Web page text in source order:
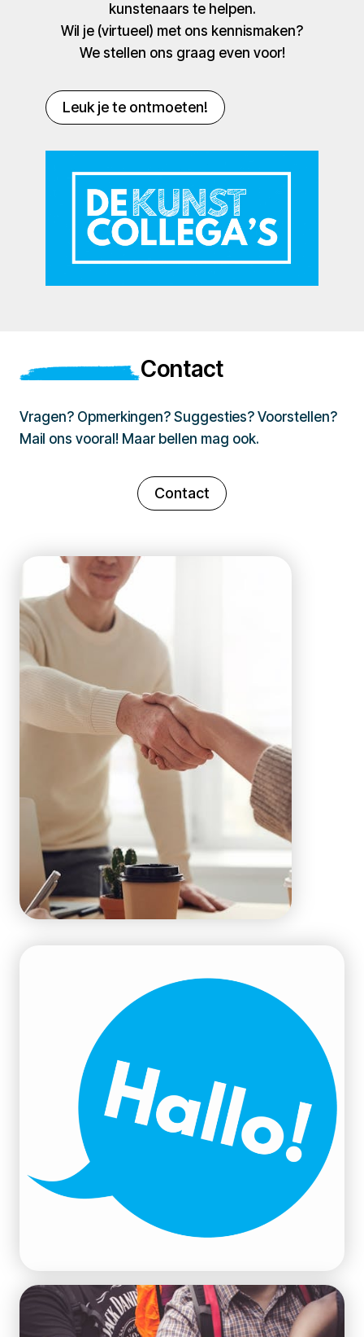
kunstenaars te helpen.
Wil je (virtueel) met ons kennismaken?
We stellen ons graag even voor!
Leuk je te ontmoeten!
Contact
Vragen? Opmerkingen? Suggesties? Voorstellen?
Mail ons vooral! Maar bellen mag ook.
Contact